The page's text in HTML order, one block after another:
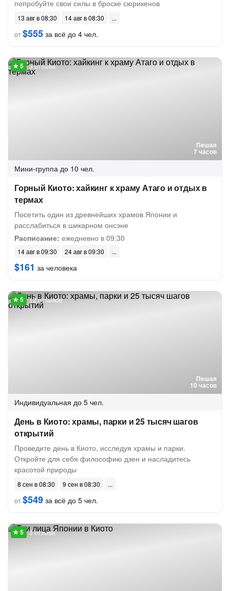
попробуйте свои силы в броске сюрикенов
13 авг в 08:30
14 авг в 08:30
от$555 за всё до 4 чел.
Пешая
7 часов
3 отзыва
Мини-группа до 10 чел.
Горный Киото: хайкинг к храму Атаго и отдых в
термах
Посетить один из древнейших храмов Японии и
расслабиться в шикарном онсэне
Расписание: ежедневно в 09:30
14 авг в 09:30 24 авг в 09:30
$161 за человека
Пешая
10 часов
12 отзывов
Индивидуальная до 5 чел.
День в Киото: храмы, парки и 25 тысяч шагов
открытий
Проведите день в Киото, исследуя храмы и парки.
Откройте для себя философию дзен и насладитесь
красотой природы
8 сен в 08:30
9 сен в 08:30
от$549 за всё до 5 чел.
3 отзыва